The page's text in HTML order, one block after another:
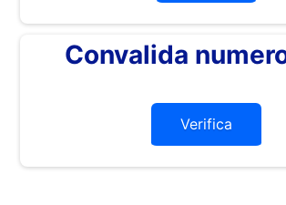
Convalida
Verifica